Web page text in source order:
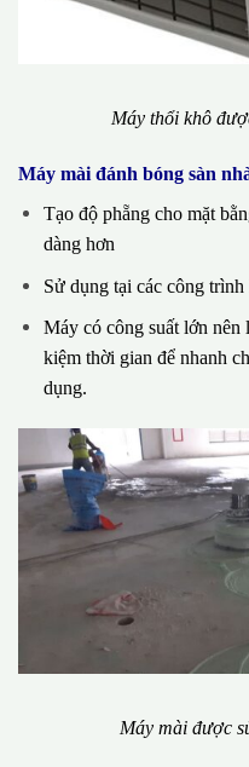
Máy thổi khô
Máy mài đánh bóng sàn
Tạo độ phẵng cho mặt
dàng hơn
Sử dụng tại các công
Máy có công suất lớn nên
kiệm thời gian để nhanh
dụng.
Máy mài được